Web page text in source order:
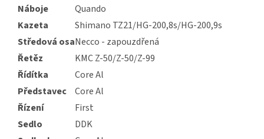
Náboje
Quando
Kazeta
Shimano TZ21/HG-200,8s/HG-200,9s
Středová osaNecco - zapouzdřená
Řetěz
KMC Z-50/Z-50/Z-99
Řídítka
Core Al
Představec
Core Al
Řízení
First
Sedlo
DDK